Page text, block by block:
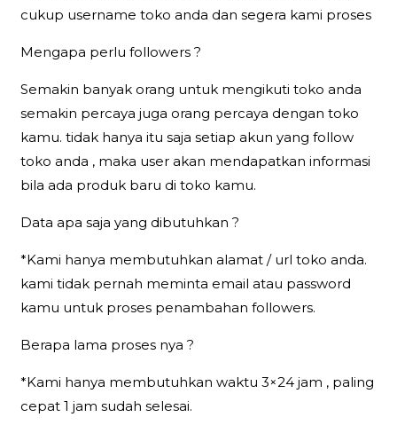
cukup username toko anda dan segera kami proses
Mengapa perlu followers ?
Semakin banyak orang untuk mengikuti toko anda
semakin percaya juga orang percaya dengan toko
kamu. tidak hanya itu saja setiap akun yang follow
toko anda , maka user akan mendapatkan informasi
bila ada produk baru di toko kamu.
Data apa saja yang dibutuhkan ?
*Kami hanya membutuhkan alamat / url toko anda.
kami tidak pernah meminta email atau password
kamu untuk proses penambahan followers.
Berapa lama proses nya ?
*Kami hanya membutuhkan waktu 3×24 jam , paling
cepat 1 jam sudah selesai.